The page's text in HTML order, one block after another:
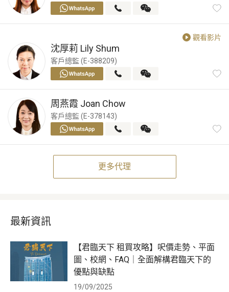
觀看影片
沈厚莉 Lily Shum
客戶總監 (E-388209)
周燕霞 Joan Chow
客戶總監 (E-378143)
更多代理
最新資訊
【君臨天下 租買攻略】呎價走勢、平面
圖、校網、FAQ｜全面解構君臨天下的
優點與缺點
19/09/2025